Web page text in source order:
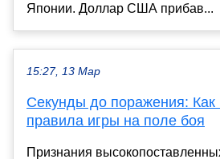
Японии. Доллар США прибав...
15:27, 13 Мар
Секунды до поражения:
правила игры на поле боя
Признания